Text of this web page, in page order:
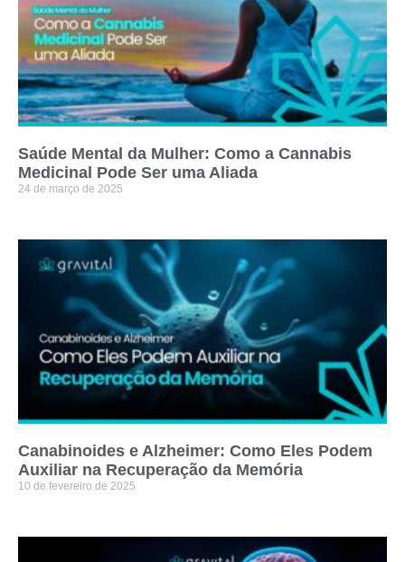
Saúde Mental da Mulher: Como a Cannabis
Medicinal Pode Ser uma Aliada
24 de março de 2025
Canabinoides e Alzheimer: Como Eles Podem
Auxiliar na Recuperação da Memória
10 de fevereiro de 2025